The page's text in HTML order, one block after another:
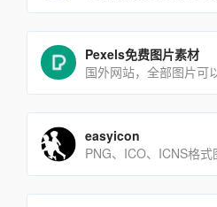
Pexels免费图片素材
国外网站，全部图片可
easyicon
PNG、ICO、ICNS格